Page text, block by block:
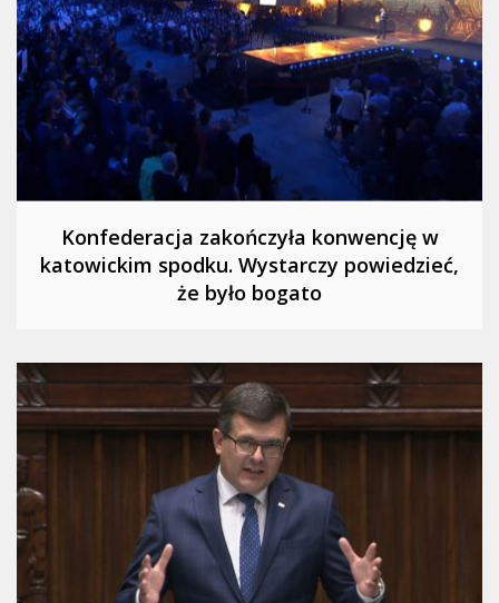
Konfederacja zakończyła konwencję w
katowickim spodku. Wystarczy powiedzieć,
że było bogato